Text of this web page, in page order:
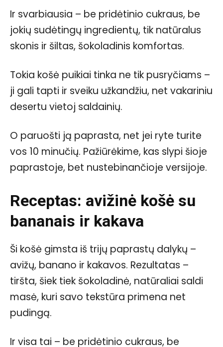
Ir svarbiausia – be pridėtinio cukraus, be
jokių sudėtingų ingredientų, tik natūralus
skonis ir šiltas, šokoladinis komfortas.
Tokia košė puikiai tinka ne tik pusryčiams –
ji gali tapti ir sveiku užkandžiu, net vakariniu
desertu vietoj saldainių.
O paruošti ją paprasta, net jei ryte turite
vos 10 minučių. Pažiūrėkime, kas slypi šioje
paprastoje, bet nustebinančioje versijoje.
Receptas: avižinė košė su
bananais ir kakava
Ši košė gimsta iš trijų paprastų dalykų –
avižų, banano ir kakavos. Rezultatas –
tiršta, šiek tiek šokoladinė, natūraliai saldi
masė, kuri savo tekstūra primena net
pudingą.
Ir visa tai – be pridėtinio cukraus, be